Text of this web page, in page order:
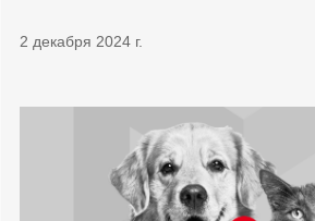
2 декабря 2024 г.